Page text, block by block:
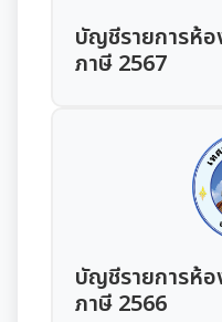
ความรู้เกี่ยวกับกา
หลักเกณฑ์การคัดเ
การเสริมสร้างแล
คลินิกจริยธรรม
นโยบายคุ้มครอง
แผนการใช้จ่ายงบ
รายงานการใช้จ่าย
รายงานผลการใช้
แผนการจัดซื้อจัดจ้
รายงานผลการจัด
รายการการจัดซื้อ
ความก้าวหน้าการ
การกำหนดอายุการ
แผนอัตรากำลัง 3 ปี
หลักเกณฑ์การบริ
แผนการบริหารแ
รายงานผลการบริ
ประจำปี
การป้องกันการทุจริต
แนวปฏิบัติการจัดก
ข้อมูลสถิติเรื่องร้อง
การขับเคลื่อนนโยบา
ประกาศเจตนารม
มาตรการส่งเสริมคุณธ
บัญชีรายการห้อ
ภาษี 2567
บัญชีรายการห้อ
ภาษี 2566